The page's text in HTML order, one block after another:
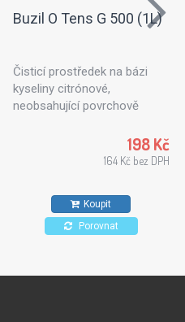
Buzil O Tens G 500 (1L)
Čisticí prostředek na bázi
kyseliny citrónové,
neobsahující povrchově
ošetřování textilních ploch
nebo čalouněného nábytku.
198 Kč
164 Kč bez DPH
Koupit
Porovnat